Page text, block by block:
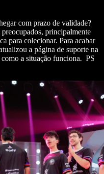
com prazo de validade?
principalmente
para colecionar. Para acabar
a página de suporte na
a situação funciona. PS